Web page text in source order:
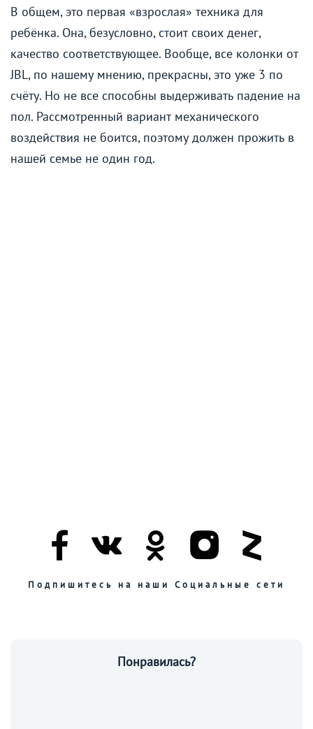
В общем, это первая «взрослая» техника для
ребёнка. Она, безусловно, стоит своих денег,
качество соответствующее. Вообще, все колонки от
JBL, по нашему мнению, прекрасны, это уже 3 по
счёту. Но не все способны выдерживать падение на
пол. Рассмотренный вариант механического
воздействия не боится, поэтому должен прожить в
нашей семье не один год.
Подпишитесь на наши Социальные сети
Понравилась?